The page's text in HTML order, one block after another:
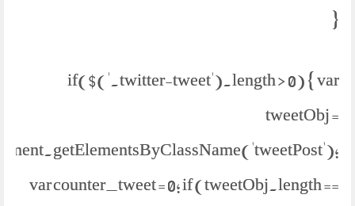
}
if($('.twitter-tweet').length > 0) { var
tweetObj =
var counter_tweet = 0; if (tweetObj.length ==